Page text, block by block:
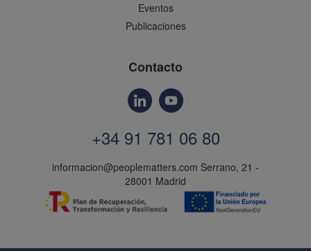
Eventos
Publicaciones
Contacto
+34 91 781 06 80
informacion@peoplematters.com Serrano, 21 -
28001 Madrid